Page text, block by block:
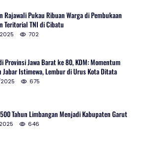
Rajawali Pukau Ribuan Warga di Pembukaan
Teritorial TNI di Cibatu
702
Provinsi Jawa Barat ke 80, KDM: Momentum
Jabar Istimewa, Lembur di Urus Kota Ditata
675
Tahun Limbangan Menjadi Kabupaten Garut
646